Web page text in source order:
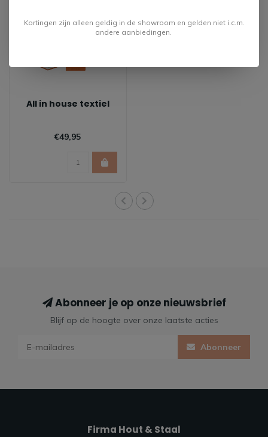
All in house textiel
€49,95
Abonneer je op onze nieuwsbrief
Blijf op de hoogte over onze laatste acties
Abonneer
Firma Hout & Staal
Kortingen zijn alleen geldig in de showroom en gelden niet i.c.m.
andere aanbiedingen.